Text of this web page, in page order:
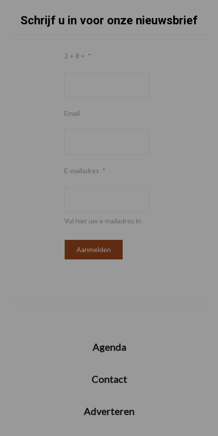
Schrijf u in voor onze nieuwsbrief
2 + 8 = *
Email
E-mailadres *
Vul hier uw e-mailadres in
Agenda
Contact
Adverteren